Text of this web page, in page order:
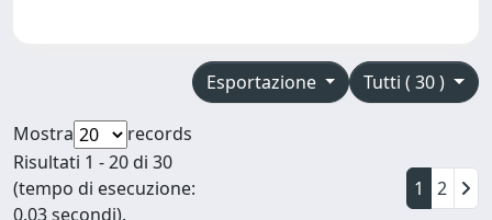
Tutti ( 30 )
Esportazione
Mostra
records
Risultati 1 - 20 di 30
(tempo di esecuzione:
0.03 secondi).
1 2